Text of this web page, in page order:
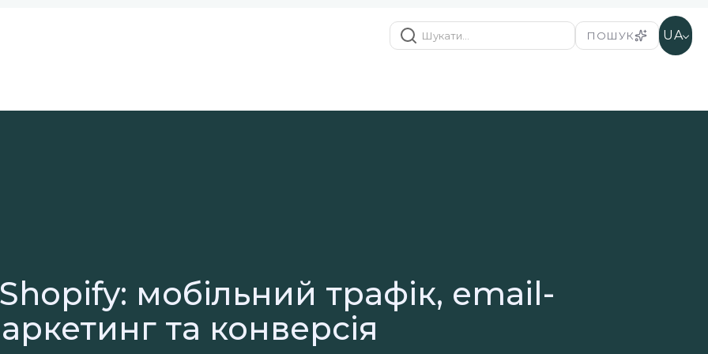
ПОШУК UA
мобільний трафік, email-
та конверсія